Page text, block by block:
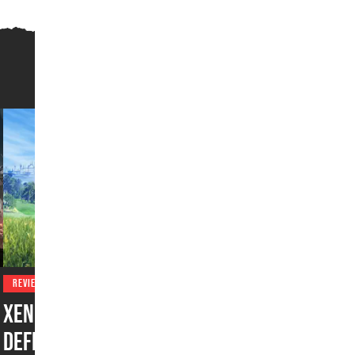
REVIEWS
Xenoblade Chronicles:
Definitive Edition –